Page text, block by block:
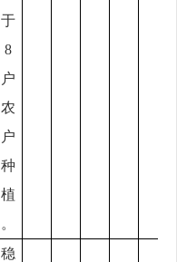
于
8
户
农
户
种
植
。
稳